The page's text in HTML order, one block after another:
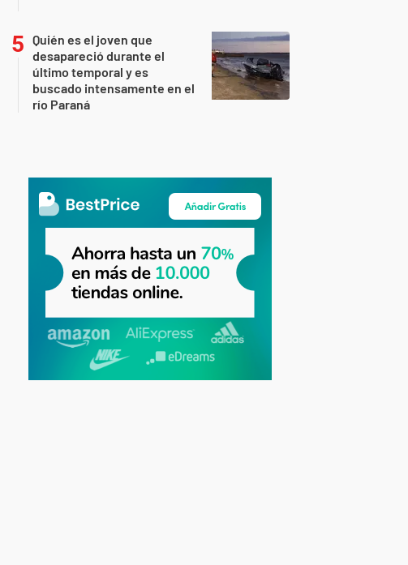
Quién es el joven que
desapareció durante el
último temporal y es
buscado intensamente en el
río Paraná